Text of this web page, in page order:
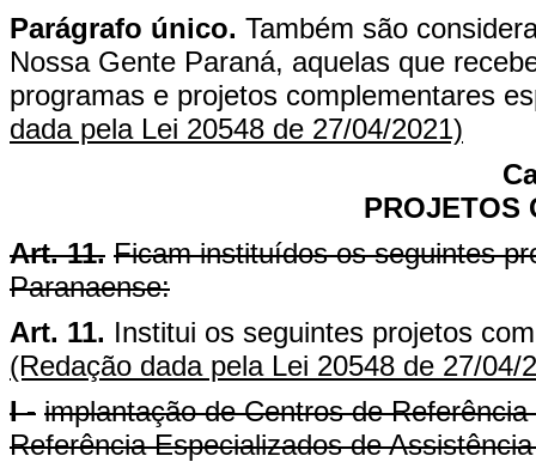
Parágrafo único. Também são
Nossa Gente Paraná, aquelas que
programas e projetos complementares
dada pela Lei 20548 de 27/04/2021)
PROJETOS
Art. 11. Ficam instituídos os seguintes
Paranaense:
Art. 11. Institui os seguintes projetos
(Redação dada pela Lei 20548 de 27/04/
I - implantação de Centros de
Referência Especializados de